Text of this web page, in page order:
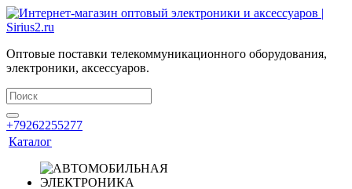
Оптовые поставки телекоммуникационного оборудования,
электроники, аксессуаров.
+79262255277
Каталог